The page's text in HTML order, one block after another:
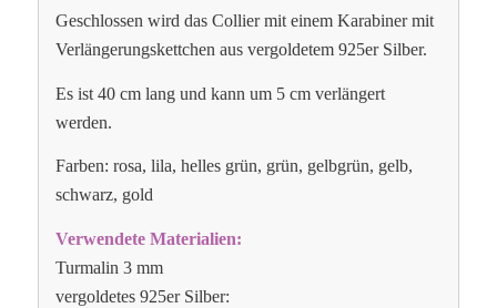
Geschlossen wird das Collier mit einem Karabiner mit
Verlängerungskettchen aus vergoldetem 925er Silber.
Es ist 40 cm lang und kann um 5 cm verlängert
werden.
Farben: rosa, lila, helles grün, grün, gelbgrün, gelb,
schwarz, gold
Verwendete Materialien:
Turmalin 3 mm
vergoldetes 925er Silber: